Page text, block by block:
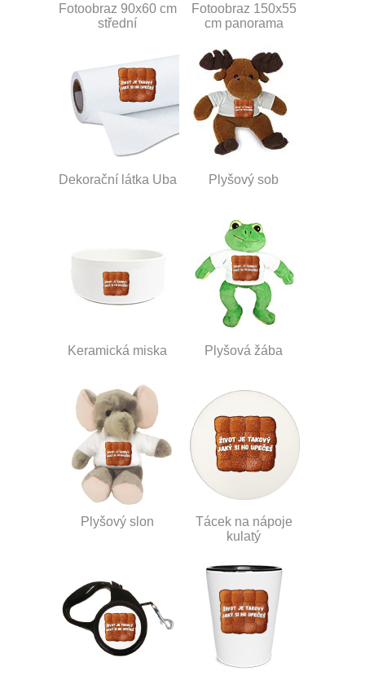
Fotoobraz 90x60 cm
střední
Fotoobraz 150x55
cm panorama
Dekorační látka Uba Plyšový sob
Keramická miska Plyšová žába
Plyšový slon
Tácek na nápoje
kulatý